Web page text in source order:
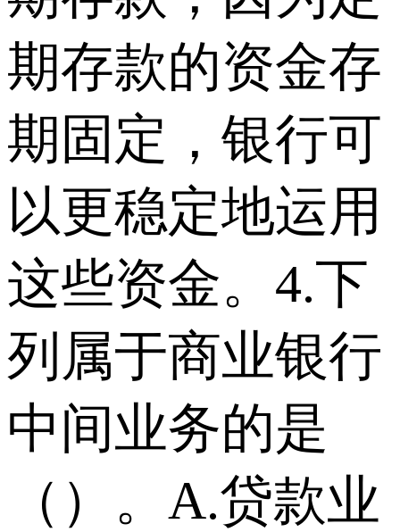
期存款的资金存
期固定，银行可
以更稳定地运用
这些资金。4.下
列属于商业银行
中间业务的是
（）。A.贷款业